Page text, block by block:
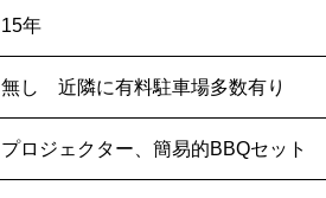
15年
無し 近隣に有料駐車場多数有り
プロジェクター、簡易的BBQセット